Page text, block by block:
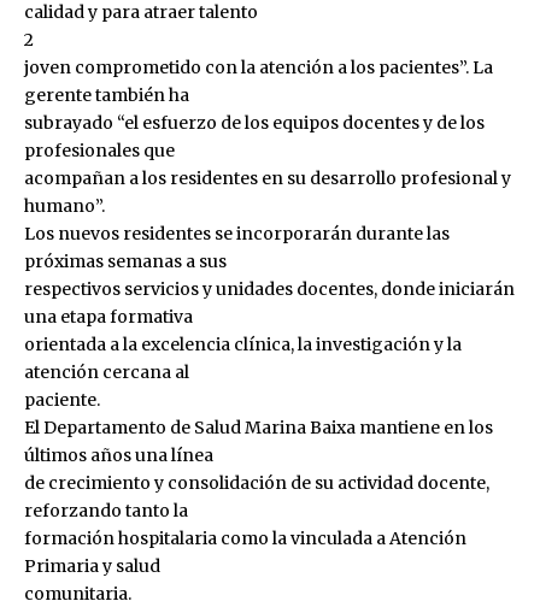
calidad y para atraer talento
2
joven comprometido con la atención a los pacientes”. La
gerente también ha
subrayado “el esfuerzo de los equipos docentes y de los
profesionales que
acompañan a los residentes en su desarrollo profesional y
humano”.
Los nuevos residentes se incorporarán durante las
próximas semanas a sus
respectivos servicios y unidades docentes, donde iniciarán
una etapa formativa
orientada a la excelencia clínica, la investigación y la
atención cercana al
paciente.
El Departamento de Salud Marina Baixa mantiene en los
últimos años una línea
de crecimiento y consolidación de su actividad docente,
reforzando tanto la
formación hospitalaria como la vinculada a Atención
Primaria y salud
comunitaria.